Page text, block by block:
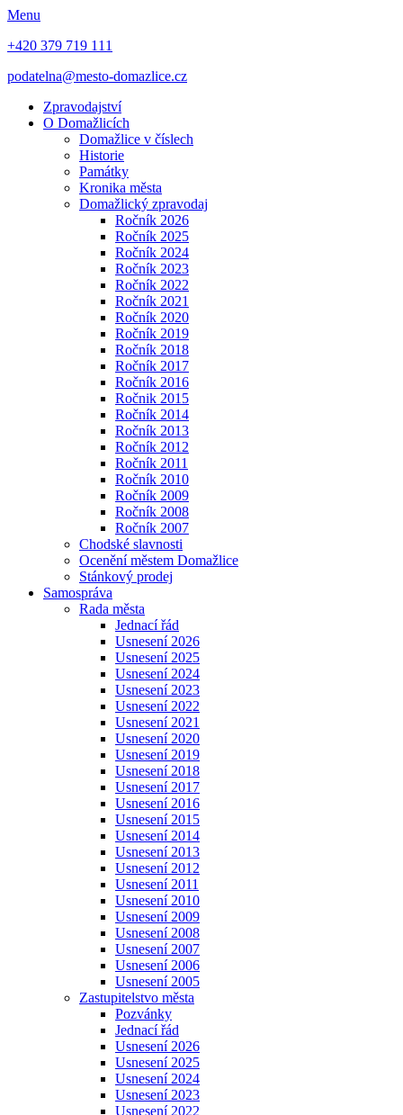
Menu
+420 379 719 111
podatelna@mesto-domazlice.cz
Zpravodajství
O Domažlicích
Domažlice v číslech
Historie
Památky
Kronika města
Domažlický zpravodaj
Ročník 2026
Ročník 2025
Ročník 2024
Ročník 2023
Ročník 2022
Ročník 2021
Ročník 2020
Ročník 2019
Ročník 2018
Ročník 2017
Ročník 2016
Ročnik 2015
Ročník 2014
Ročník 2013
Ročník 2012
Ročník 2011
Ročník 2010
Ročník 2009
Ročník 2008
Ročník 2007
Chodské slavnosti
Ocenění městem Domažlice
Stánkový prodej
Samospráva
Rada města
Jednací řád
Usnesení 2026
Usnesení 2025
Usnesení 2024
Usnesení 2023
Usnesení 2022
Usnesení 2021
Usnesení 2020
Usnesení 2019
Usnesení 2018
Usnesení 2017
Usnesení 2016
Usnesení 2015
Usnesení 2014
Usnesení 2013
Usnesení 2012
Usnesení 2011
Usnesení 2010
Usnesení 2009
Usnesení 2008
Usnesení 2007
Usnesení 2006
Usnesení 2005
Zastupitelstvo města
Pozvánky
Jednací řád
Usnesení 2026
Usnesení 2025
Usnesení 2024
Usnesení 2023
Usnesení 2022